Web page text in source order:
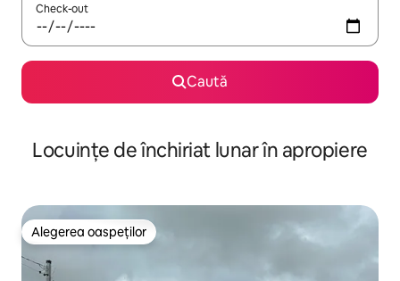
Check-out
Caută
Locuințe de închiriat lunar în apropiere
Alegerea oaspeților
Alegerea oaspeților